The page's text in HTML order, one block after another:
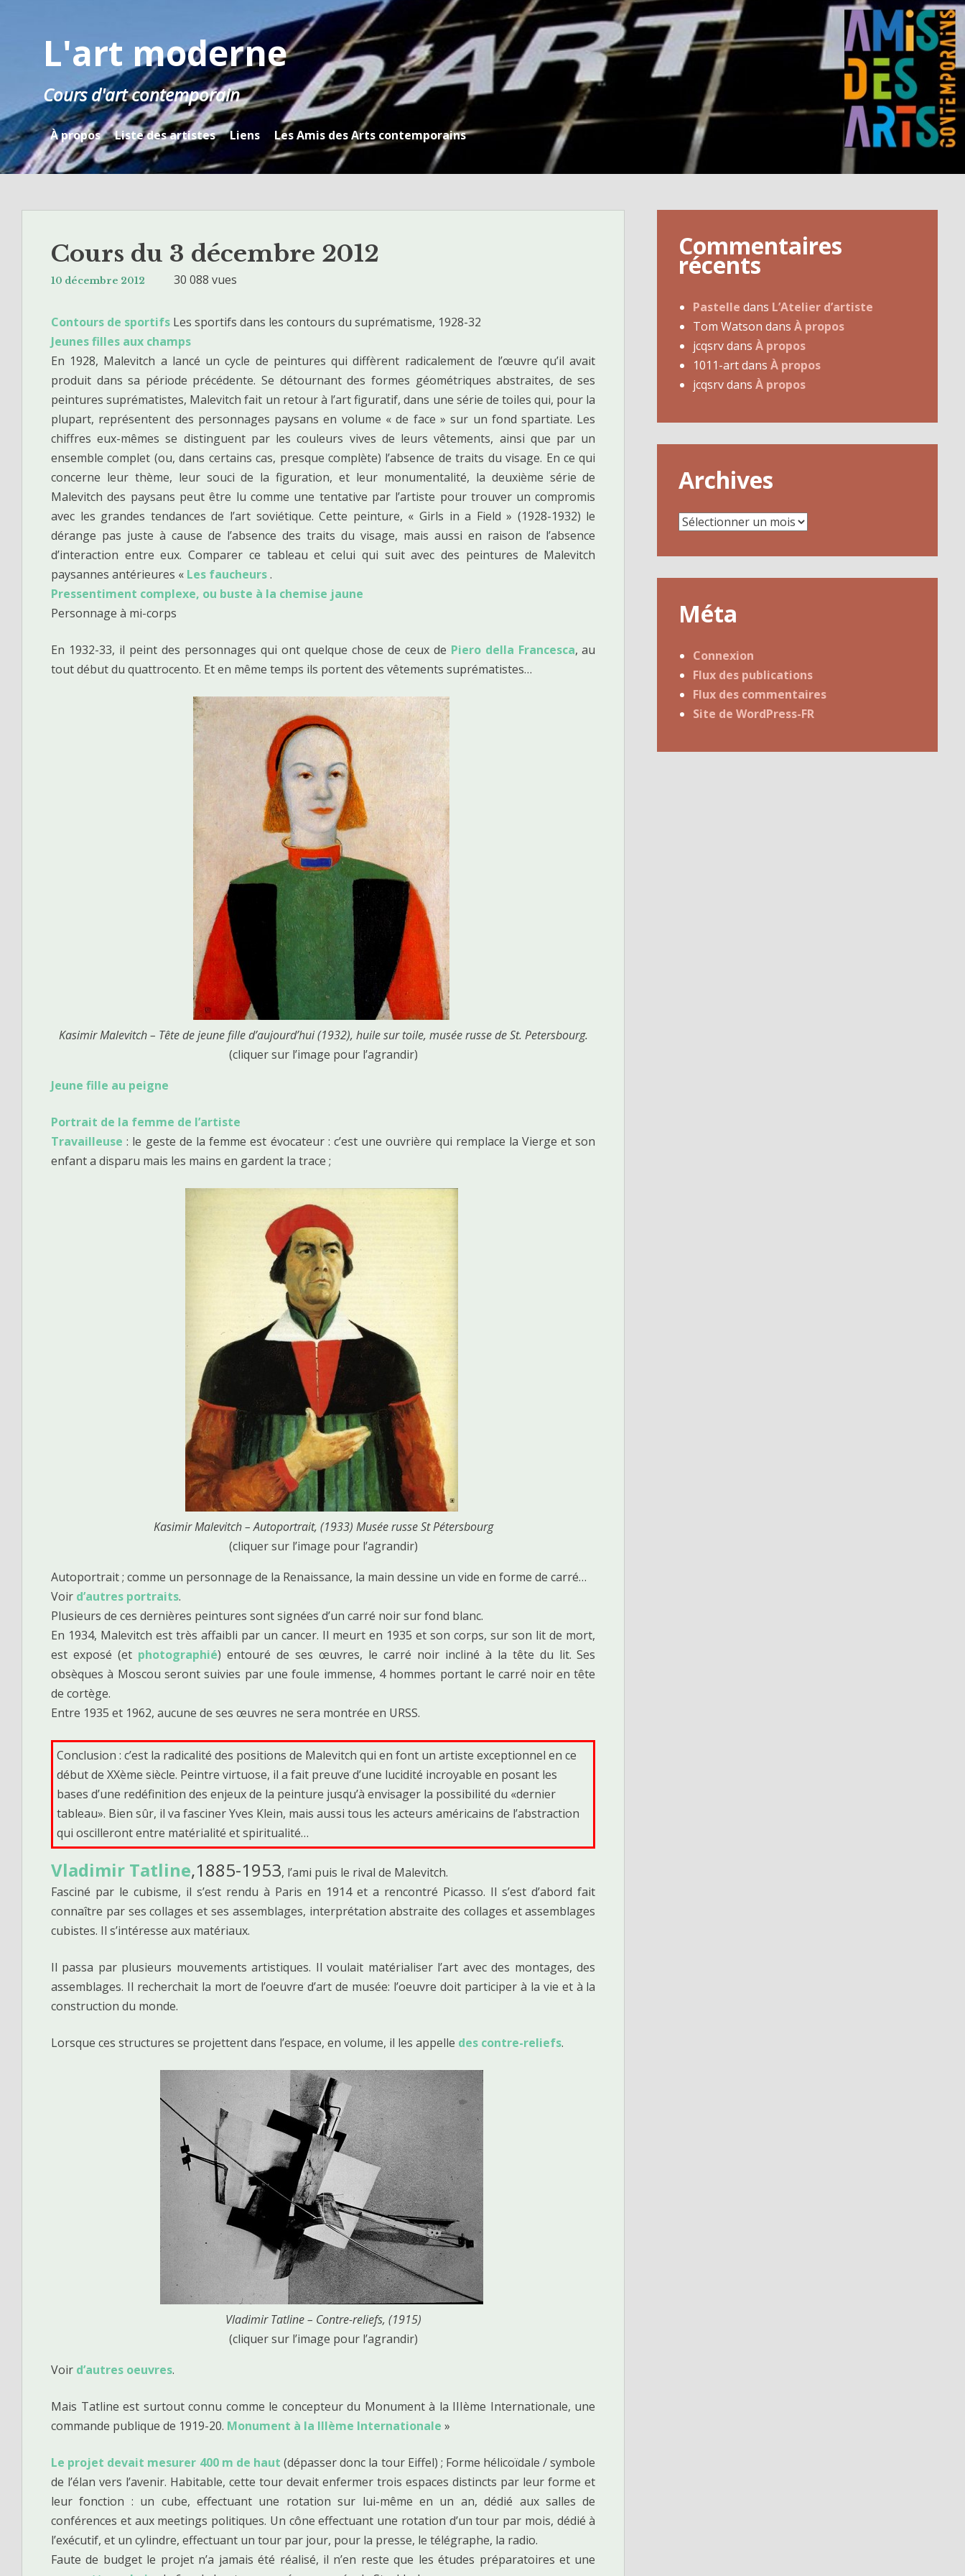
L'art moderne
Cours d'art contemporain
À propos Liste des artistes Liens Les Amis des Arts contemporains
Cours du 3 décembre 2012
10 décembre 2012 30 088 vues
Contours de sportifs Les sportifs dans les contours du suprématisme, 1928-32
Jeunes filles aux champs
En 1928, Malevitch a lancé un cycle de peintures qui diffèrent radicalement de l’œuvre qu’il avait
produit dans sa période précédente. Se détournant des formes géométriques abstraites, de ses
peintures suprématistes, Malevitch fait un retour à l’art figuratif, dans une série de toiles qui, pour la
plupart, représentent des personnages paysans en volume « de face » sur un fond spartiate. Les
chiffres eux-mêmes se distinguent par les couleurs vives de leurs vêtements, ainsi que par un
ensemble complet (ou, dans certains cas, presque complète) l’absence de traits du visage. En ce qui
concerne leur thème, leur souci de la figuration, et leur monumentalité, la deuxième série de
Malevitch des paysans peut être lu comme une tentative par l’artiste pour trouver un compromis
avec les grandes tendances de l’art soviétique. Cette peinture, « Girls in a Field » (1928-1932) le
dérange pas juste à cause de l’absence des traits du visage, mais aussi en raison de l’absence
d’interaction entre eux. Comparer ce tableau et celui qui suit avec des peintures de Malevitch
paysannes antérieures « Les faucheurs.
Pressentiment complexe, ou buste à la chemise jaune
Personnage à mi-corps
En 1932-33, il peint des personnages qui ont quelque chose de ceux de Piero della Francesca, au
tout début du quattrocento. Et en même temps ils portent des vêtements suprématistes…
Kasimir Malevitch – Tête de jeune fille d’aujourd’hui (1932), huile sur toile, musée russe de St. Petersbourg.
(cliquer sur l’image pour l’agrandir)
Jeune fille au peigne
Portrait de la femme de l’artiste
Travailleuse : le geste de la femme est évocateur : c’est une ouvrière qui remplace la Vierge et son
enfant a disparu mais les mains en gardent la trace ;
Kasimir Malevitch – Autoportrait, (1933) Musée russe St Pétersbourg
(cliquer sur l’image pour l’agrandir)
Autoportrait ; comme un personnage de la Renaissance, la main dessine un vide en forme de carré…
Voir d’autres portraits.
Plusieurs de ces dernières peintures sont signées d’un carré noir sur fond blanc.
En 1934, Malevitch est très affaibli par un cancer. Il meurt en 1935 et son corps, sur son lit de mort,
est exposé (et photographié) entouré de ses œuvres, le carré noir incliné à la tête du lit. Ses
obsèques à Moscou seront suivies par une foule immense, 4 hommes portant le carré noir en tête
de cortège.
Entre 1935 et 1962, aucune de ses œuvres ne sera montrée en URSS.
Conclusion : c’est la radicalité des positions de Malevitch qui en font un artiste exceptionnel en ce
début de XXème siècle. Peintre virtuose, il a fait preuve d’une lucidité incroyable en posant les
bases d’une redéfinition des enjeux de la peinture jusqu’à envisager la possibilité du «dernier
tableau». Bien sûr, il va fasciner Yves Klein, mais aussi tous les acteurs américains de l’abstraction
qui oscilleront entre matérialité et spiritualité…
Vladimir Tatline,1885-1953, l’ami puis le rival de Malevitch.
Fasciné par le cubisme, il s’est rendu à Paris en 1914 et a rencontré Picasso. Il s’est d’abord fait
connaître par ses collages et ses assemblages, interprétation abstraite des collages et assemblages
cubistes. Il s’intéresse aux matériaux.
Il passa par plusieurs mouvements artistiques. Il voulait matérialiser l’art avec des montages, des
assemblages. Il recherchait la mort de l’oeuvre d’art de musée: l’oeuvre doit participer à la vie et à la
construction du monde.
Lorsque ces structures se projettent dans l’espace, en volume, il les appelle des contre-reliefs.
Vladimir Tatline – Contre-reliefs, (1915)
(cliquer sur l’image pour l’agrandir)
Voir d’autres oeuvres.
Mais Tatline est surtout connu comme le concepteur du Monument à la IIIème Internationale, une
commande publique de 1919-20. Monument à la IIIème Internationale »
Le projet devait mesurer 400 m de haut (dépasser donc la tour Eiffel) ; Forme hélicoïdale / symbole
de l’élan vers l’avenir. Habitable, cette tour devait enfermer trois espaces distincts par leur forme et
leur fonction : un cube, effectuant une rotation sur lui-même en un an, dédié aux salles de
conférences et aux meetings politiques. Un cône effectuant une rotation d’un tour par mois, dédié à
l’exécutif, et un cylindre, effectuant un tour par jour, pour la presse, le télégraphe, la radio.
Faute de budget le projet n’a jamais été réalisé, il n’en reste que les études préparatoires et une
Commentaires
récents
Pastelle dans L’Atelier d’artiste
Tom Watson dansÀ propos
jcqsrvdansÀ propos
1011-artdansÀ propos
jcqsrvdansÀ propos
Archives
Archives
Méta
Connexion
Flux des publications
Flux des commentaires
Site de WordPress-FR